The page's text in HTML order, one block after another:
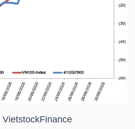
VietstockFinance